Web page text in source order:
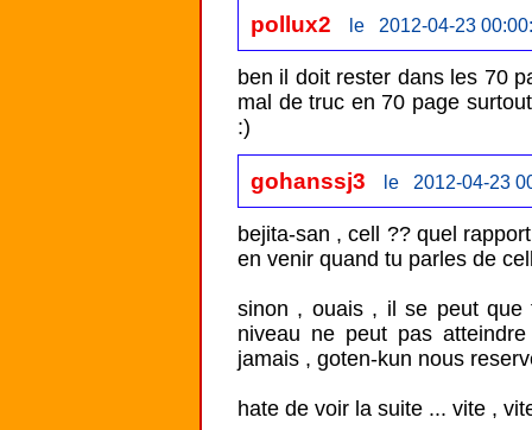
pollux2 le 2012-04-23
ben il doit rester dans les 70
mal de truc en 70 page
:)
gohanssj3 le 2012-04-23
bejita-san , cell ?? quel
en venir quand tu parles de
sinon , ouais , il se peut que
niveau ne peut pas
jamais , goten-kun nous
hate de voir la suite ... vite ,